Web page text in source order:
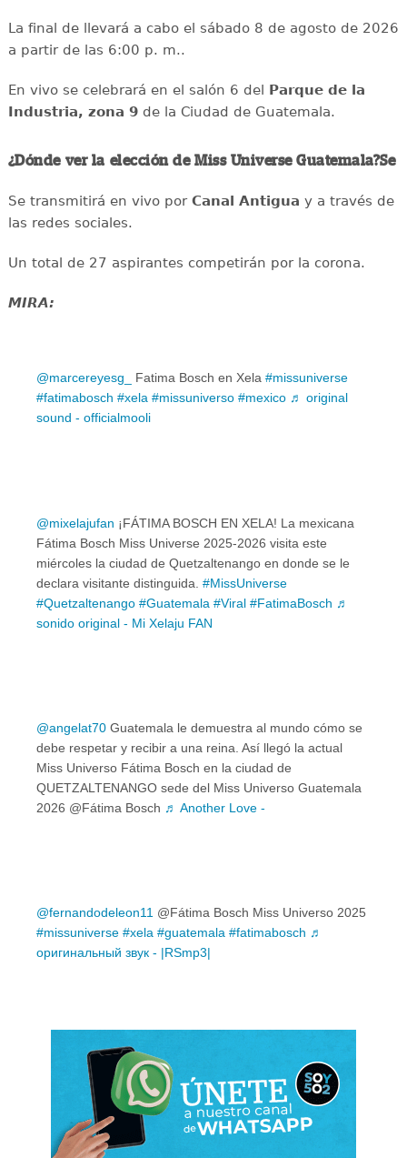
La final de llevará a cabo el sábado 8 de agosto de 2026
a partir de las 6:00 p. m..
En vivo se celebrará en el salón 6 del
Parque de la
Industria, zona 9de la Ciudad de Guatemala.
¿Dónde ver la elección de Miss Universe Guatemala?Se
Se transmitirá en vivo porCanal Antigua y a través de
las redes sociales.
Un total de 27 aspirantes competirán por la corona.
MIRA:
@marcereyesg_ Fatima Bosch en Xela #missuniverse
#fatimabosch #xela #missuniverso #mexico ♬ original
sound - officialmooli
@mixelajufan ¡FÁTIMA BOSCH EN XELA! La mexicana
Fátima Bosch Miss Universe 2025-2026 visita este
miércoles la ciudad de Quetzaltenango en donde se le
declara visitante distinguida. #MissUniverse
#Quetzaltenango #Guatemala #Viral #FatimaBosch ♬
sonido original - Mi Xelaju FAN
@angelat70 Guatemala le demuestra al mundo cómo se
debe respetar y recibir a una reina. Así llegó la actual
Miss Universo Fátima Bosch en la ciudad de
QUETZALTENANGO sede del Miss Universo Guatemala
2026 @Fátima Bosch ♬ Another Love -
@fernandodeleon11 @Fátima Bosch Miss Universo 2025
#missuniverse #xela #guatemala #fatimabosch ♬
оригинальный звук - |RSmp3|